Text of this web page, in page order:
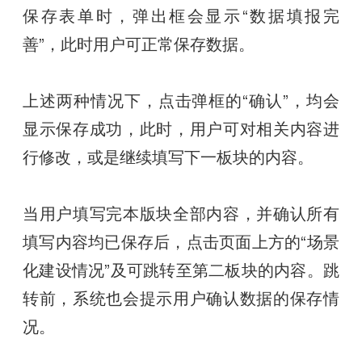
保存表单时，弹出框会显示“数据填报完
善”，此时用户可正常保存数据。
上述两种情况下，点击弹框的“确认”，均会
显示保存成功，此时，用户可对相关内容进
行修改，或是继续填写下一板块的内容。
当用户填写完本版块全部内容，并确认所有
填写内容均已保存后，点击页面上方的“场景
化建设情况”及可跳转至第二板块的内容。跳
转前，系统也会提示用户确认数据的保存情
况。